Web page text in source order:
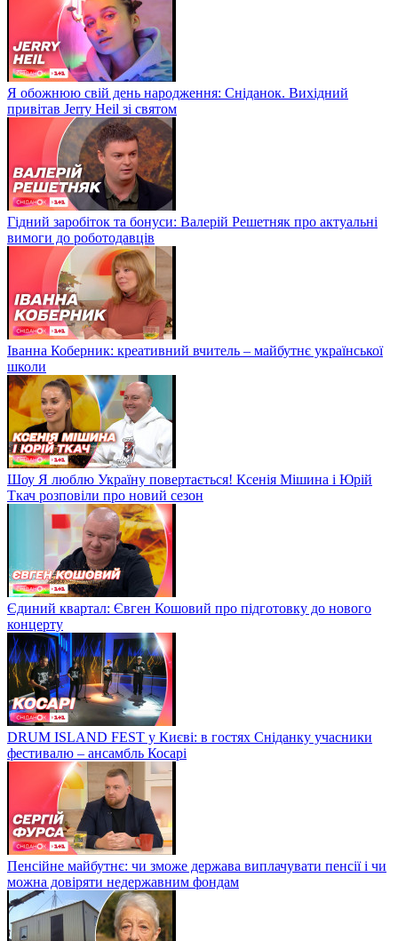
Я обожнюю свій день народження: Сніданок. Вихідний
привітав Jerry Heil зі святом
Гідний заробіток та бонуси: Валерій Решетняк про актуальні
вимоги до роботодавців
Іванна Коберник: креативний вчитель – майбутнє української
школи
Шоу Я люблю Україну повертається! Ксенія Мішина і Юрій
Ткач розповіли про новий сезон
Єдиний квартал: Євген Кошовий про підготовку до нового
концерту
DRUM ISLAND FEST у Києві: в гостях Сніданку учасники
фестивалю – ансамбль Косарі
Пенсійне майбутнє: чи зможе держава виплачувати пенсії і чи
можна довіряти недержавним фондам